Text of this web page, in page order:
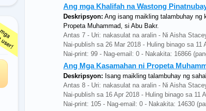
Ang mga Khalifah na Wastong
Deskripsyon: Ang isang maikling talambuhay ng
Propeta Muhammad, si Abu Bakr.
Antas 7 - Uri: nakasulat na aralin - Ni Aisha
Nai-publish sa 26 Mar 2018 - Huling binago sa 11
Nai-print: 99 - Nag-email: 0 - Nakakita: 16866
Ang Mga Kasamahan ni Propeta
Deskripsyon: Isang maikling talambuhay ng
Antas 8 - Uri: nakasulat na aralin - Ni Aisha
Nai-publish sa 16 Apr 2018 - Huling binago sa 11
Nai-print: 105 - Nag-email: 0 - Nakakita: 14630